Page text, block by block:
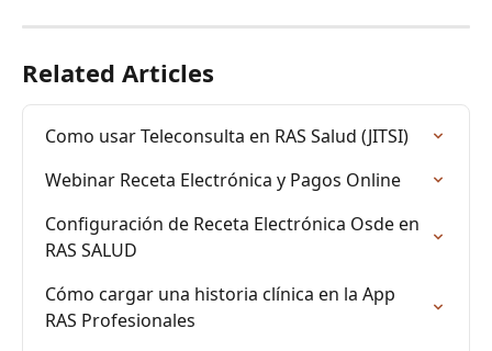
Related Articles
Como usar Teleconsulta en RAS Salud (JITSI)
Webinar Receta Electrónica y Pagos Online
Configuración de Receta Electrónica Osde en
RAS SALUD
Cómo cargar una historia clínica en la App
RAS Profesionales